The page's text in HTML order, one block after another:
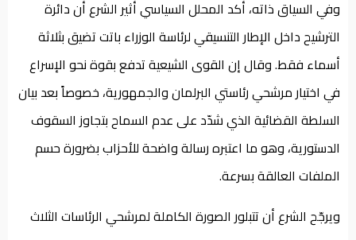
وفي السياق ذاته، أكد المحلل السياسي أثير الشرع أن دائرة
الترشيح داخل الإطار التنسيقي لرئاسة الوزراء باتت تضيق بثلاثة
أسماء فقط. وقال إن القوى الشيعية تدفع بقوة نحو الإسراع
في اختيار مرشحي رئاستي البرلمان والجمهورية، خصوصاً بعد بيان
السلطة القضائية الذي شدّد على عدم السماح بتجاوز السقوف
الدستورية، وهو ما اعتبره رسالة واضحة للأحزاب بضرورة حسم
الملفات العالقة بسرعة.
ويرجّح الشرع أن تتبلور الصورة الكاملة لمرشحي الرئاسات الثلاث